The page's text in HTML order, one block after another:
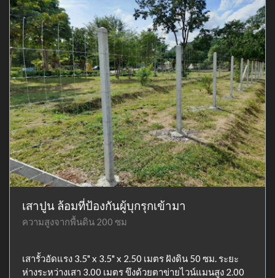
เสาปูน ล้อมที่ป้องกันผู้บุกรุกเข้ามา
ความสูงจากพื้นดิน 200 ซม
เสารั้วอัดแรง 3.5" x 3.5" x 2.50 เมตร ฝังดิน 50 ซม. ระยะ
ห่างระหว่างเสา 3.00 เมตร ขึงด้วยตาข่ายไวน์แมนสูง 2.00